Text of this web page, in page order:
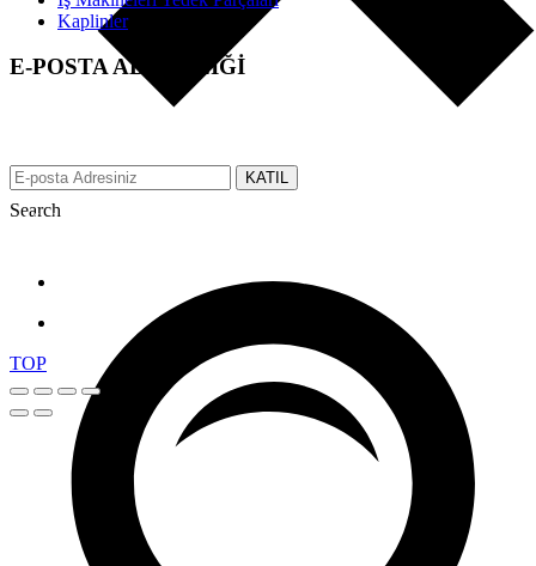
Search
Kaplinler
E-POSTA ABONELİĞİ
EFS üzerinden tüm gelişmeler hakkında anında bilgi almak için e-
KATIL
Made with ♥ by tbtcreative.com © 2019 efsgrup.com.tr All rights
TOP